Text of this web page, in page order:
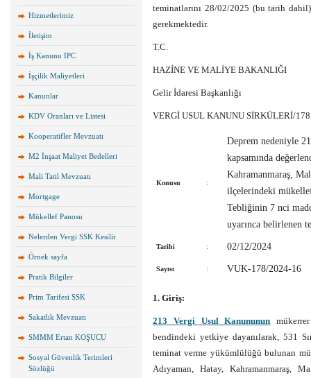
Hizmetlerimiz
İletişim
İş Kanunu IPC
İşçilik Maliyetleri
Kanunlar
KDV Oranları ve Listesi
Kooperatifler Mevzuatı
M2 İnşaat Maliyet Bedelleri
Mali Tatil Mevzuatı
Mortgage
Mükellef Panosu
Nelerden Vergi SSK Kesilir
Örnek sayfa
Pratik Bilgiler
Prim Tarifesi SSK
Sakatlık Mevzuatı
SMMM Ertan KOŞUCU
Sosyal Güvenlik Terimleri
Sözlüğü
teminatlarını 28/02/2025 (bu tarih
gerekmektedir.
T.C.
HAZİNE VE MALİYE BAKANLIĞI
Gelir İdaresi Başkanlığı
VERGİ USUL KANUNU SİRKÜLERİ/178
Konusu :
Deprem nedeniyle
kapsamında
Kahramanmaraş,
ilçelerindeki
Tebliğinin 7 nci
uyarınca belirlenen
Tarihi : 02/12/2024
Sayısı : VUK-178/2024-16
1. Giriş:
213 Vergi Usul Kanununun
bendindeki yetkiye dayanılarak, 531
teminat verme yükümlülüğü bulunan
Adıyaman, Hatay,